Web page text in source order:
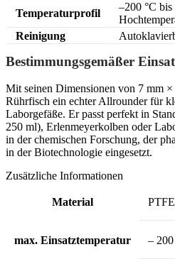
Temperaturprofil
–200 °C
Reinigung
Bestimmungsgemäßer
Mit seinen Dimensionen von 7 mm
Rührfisch ein echter Allrounder für
Laborgefäße. Er passt perfekt in
250 ml), Erlenmeyerkolben oder
in der chemischen Forschung, der
in der Biotechnologie eingesetzt.
Zusätzliche Informationen
Material PTFE
max. Einsatztemperatur –